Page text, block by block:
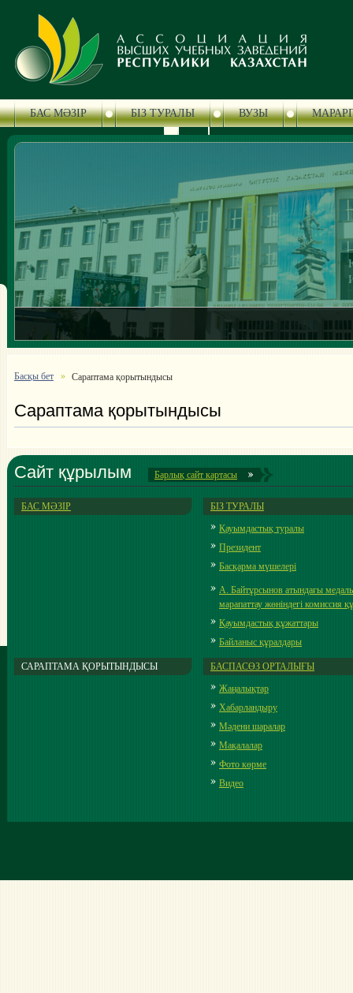
БАС МӘЗІР БІЗ ТУРАЛЫ ВУЗЫ
БАСПАСӨЗ ОРТАЛЫҒЫ
Басқы бет Сараптама қорытындысы
Сараптама қорытындысы
Сайт құрылым Барлық cайт картасы
БАС МӘЗІР
БІЗ ТУРАЛЫ
Қауымдастық туралы
Президент
Басқарма мүшелері
А. Байтұрсынов атындағы
марапаттау жөніндегі комиссия
Қауымдастық құжаттары
Байланыс құралдары
САРАПТАМА ҚОРЫТЫНДЫСЫ
БАСПАСӨЗ ОРТАЛЫҒЫ
Жаңалықтар
Хабарландыру
Мәдени шаралар
Мақалалар
Фото көрме
Видео